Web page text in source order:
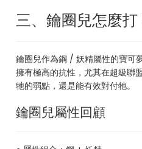
三、鑰圈兒怎麼打
鑰圈兒作為鋼 / 妖精屬性的寶可
擁有極高的抗性，尤其在超級聯
牠的弱點，還是能有效對付牠。
鑰圈兒屬性回顧